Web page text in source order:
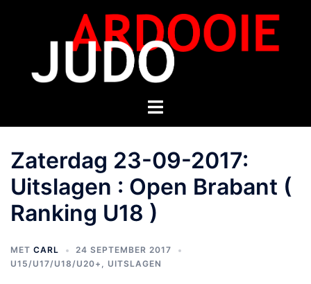
Zaterdag 23-09-2017:
Uitslagen : Open Brabant (
Ranking U18 )
MET CARL
24 SEPTEMBER 2017
U15/U17/U18/U20+ , UITSLAGEN